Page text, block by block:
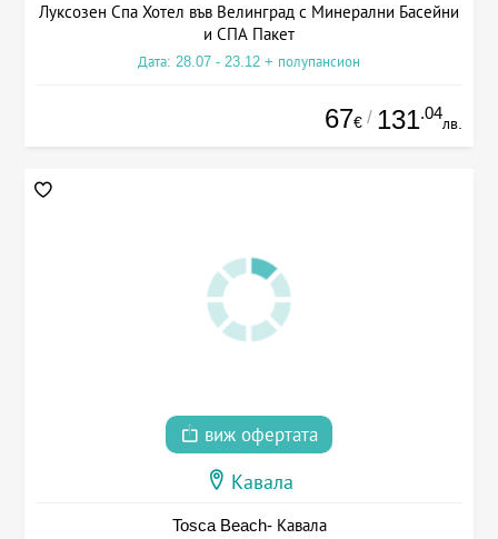
Луксозен Спа Хотел във Велинград с Минерални Басейни
и СПА Пакет
Дата: 28.07 - 23.12 + полупансион
67€ / 131.04
лв.
виж офертата
Кавала
Tosca Beach- Кавала